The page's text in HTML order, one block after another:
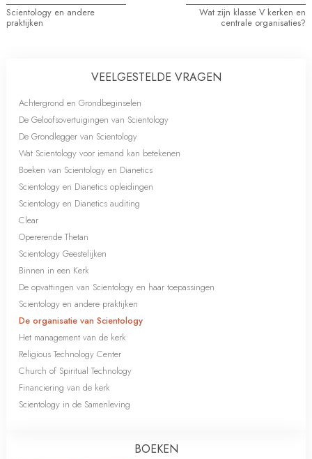
Scientology en andere
praktijken
Wat zijn klasse V kerken en
centrale organisaties?
VEELGESTELDE VRAGEN
Achtergrond en Grondbeginselen
De Geloofsovertuigingen van Scientology
De Grondlegger van Scientology
Wat Scientology voor iemand kan betekenen
Boeken van Scientology en Dianetics
Scientology en Dianetics opleidingen
Scientology en Dianetics auditing
Clear
Opererende Thetan
Scientology Geestelijken
Binnen in een Kerk
De opvattingen van Scientology en haar toepassingen
Scientology en andere praktijken
De organisatie van Scientology
Het management van de kerk
Religious Technology Center
Church of Spiritual Technology
Financiering van de kerk
Scientology in de Samenleving
BOEKEN